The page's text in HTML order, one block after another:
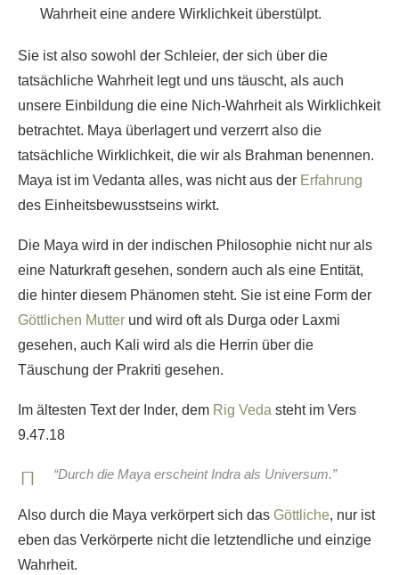
Wahrheit eine andere Wirklichkeit überstülpt.
Sie ist also sowohl der Schleier, der sich über die
tatsächliche Wahrheit legt und uns täuscht, als auch
unsere Einbildung die eine Nich-Wahrheit als Wirklichkeit
betrachtet. Maya überlagert und verzerrt also die
tatsächliche Wirklichkeit, die wir als Brahman benennen.
Maya ist im Vedanta alles, was nicht aus der Erfahrung
des Einheitsbewusstseins wirkt.
Die Maya wird in der indischen Philosophie nicht nur als
eine Naturkraft gesehen, sondern auch als eine Entität,
die hinter diesem Phänomen steht. Sie ist eine Form der
Göttlichen Mutter und wird oft als Durga oder Laxmi
gesehen, auch Kali wird als die Herrin über die
Täuschung der Prakriti gesehen.
Im ältesten Text der Inder, dem Rig Veda steht im Vers
9.47.18
“Durch die Maya erscheint Indra als Universum.”
Also durch die Maya verkörpert sich das Göttliche, nur ist
eben das Verkörperte nicht die letztendliche und einzige
Wahrheit.